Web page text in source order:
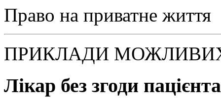
Право на приватне життя
ПРИКЛАДИ
Лікар без згоди